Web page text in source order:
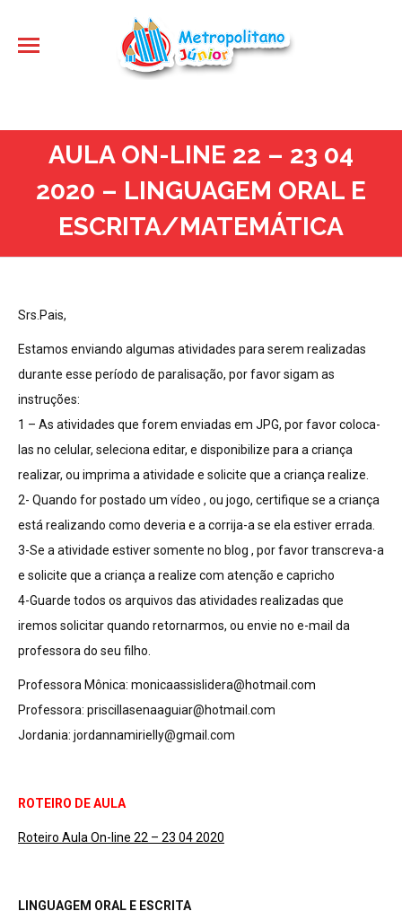
AULA ON-LINE 22 – 23 04
2020 – LINGUAGEM ORAL E
ESCRITA/MATEMÁTICA
Srs.Pais,
Estamos enviando algumas atividades para serem realizadas
durante esse período de paralisação, por favor sigam as
instruções:
1 – As atividades que forem enviadas em JPG, por favor coloca-
las no celular, seleciona editar, e disponibilize para a criança
realizar, ou imprima a atividade e solicite que a criança realize.
2- Quando for postado um vídeo , ou jogo, certifique se a criança
está realizando como deveria e a corrija-a se ela estiver errada.
3-Se a atividade estiver somente no blog , por favor transcreva-a
e solicite que a criança a realize com atenção e capricho
4-Guarde todos os arquivos das atividades realizadas que
iremos solicitar quando retornarmos, ou envie no e-mail da
professora do seu filho.
Professora Mônica: monicaassislidera@hotmail.com
Professora: priscillasenaaguiar@hotmail.com
Jordania: jordannamirielly@gmail.com
ROTEIRO DE AULA
Roteiro Aula On-line 22 – 23 042020
LINGUAGEM ORAL E ESCRITA